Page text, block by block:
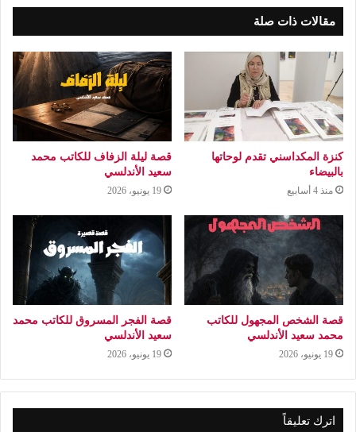
مقالات ذات صلة
كنزة المكداسني تقدم لوحاتها
بالبيضاء
منذ 4 أسابيع
قصة ليلة الزفاف للكاتب محمد
سعيد الأندلسي
19 يونيو، 2026
قصة الشخص المجهول للكاتب
محمد سعيد الأندلسي
19 يونيو، 2026
قصة الفجر المسروق للكاتب محمد
سعيد الأندلسي
19 يونيو، 2026
اترك تعليقاً